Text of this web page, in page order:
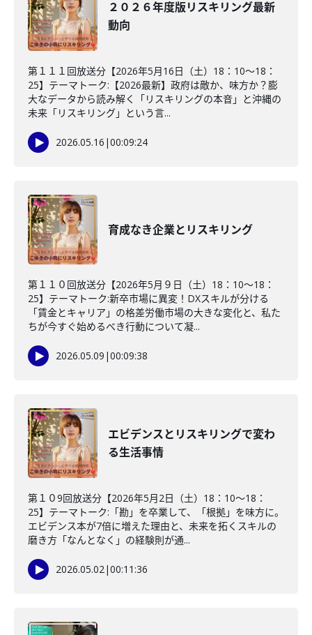
２０２６年度版リスキリング最新
動向
第１１１回放送分【2026年5月16日（土）18：10～18：
25】テーマトーク:【2026最新】政府は敵か、味方か？膨
大なデータから読み解く「リスキリングの本音」と沖縄の
未来「リスキリング」という言...
2026.05.16 |00:09:24
育成なき企業とリスキリング
第１１０回放送分【2026年5月９日（土）18：10～18：
25】テーマトーク:新卒市場に異変！DXスキルが分ける
「賃金とキャリア」の格差労働市場の大きな変化と、私た
ちが今すぐ始めるべき行動について凝...
2026.05.09 |00:09:38
エビデンスとリスキリングで変わ
る生活事情
第１０9回放送分【2026年5月2日（土）18：10～18：
25】テーマトーク:「勘」を卒業して、「根拠」を味方に。
エビデンス本が7倍に増えた理由と、未来を拓くスキルの
磨き方「なんとなく」の経験則が通...
2026.05.02|00:11:36